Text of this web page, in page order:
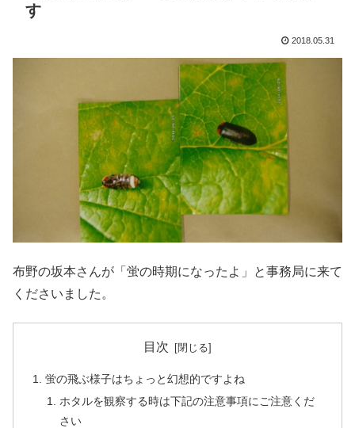
す
2018.05.31
布野の坂本さんが「蛍の時期になったよ」と事務局に来て
くださいました。
目次
蛍の飛ぶ様子はちょっと幻想的ですよね
ホタルを観察する時は下記の注意事項にご注意くだ
さい